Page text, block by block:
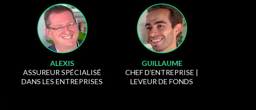
ALEXIS
ASSUREUR SPÉCIALISÉ
DANS LES ENTREPRISES
GUILLAUME
CHEF D’ENTREPRISE |
LEVEUR DE FONDS